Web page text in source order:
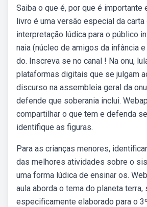
Saiba o que é, por que é importante
livro é uma versão especial da carta
interpretação lúdica para o público
naia (núcleo de amigos da infância
do. Inscreva se no canal ! Na onu,
plataformas digitais que se julgam
discurso na assembleia geral da
defende que soberania inclui.
compartilhar o que tem e defenda
identifique as figuras.
Para as crianças menores,
das melhores atividades sobre o
uma forma lúdica de ensinar os.
aula aborda o tema do planeta terra,
especificamente elaborado para o